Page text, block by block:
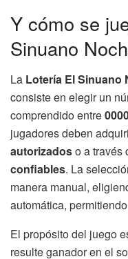
Y cómo se
Sinuano
La Lotería El Sinuano
consiste en elegir un
comprendido entre
jugadores deben
autorizadoso a través
confiables. La
manera manual,
automática,
El propósito del juego
resulte ganador en el